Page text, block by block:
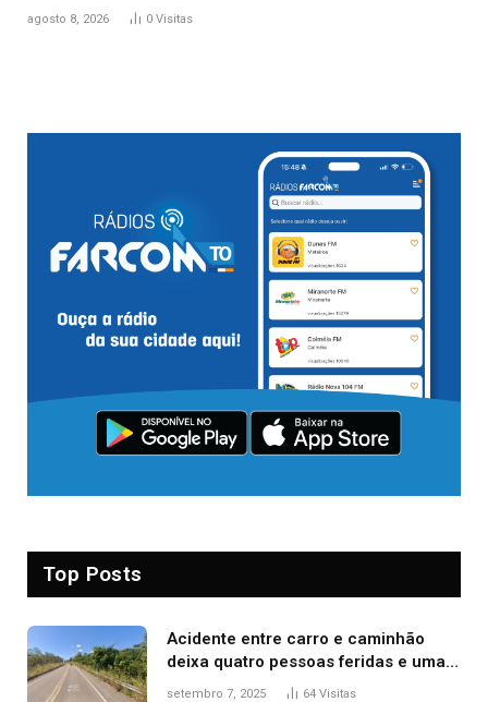
agosto 8, 2026 0 Visitas
Top Posts
Acidente entre carro e caminhão
deixa quatro pessoas feridas e uma
mulher morta na TO-070
setembro 7, 2025 64 Visitas